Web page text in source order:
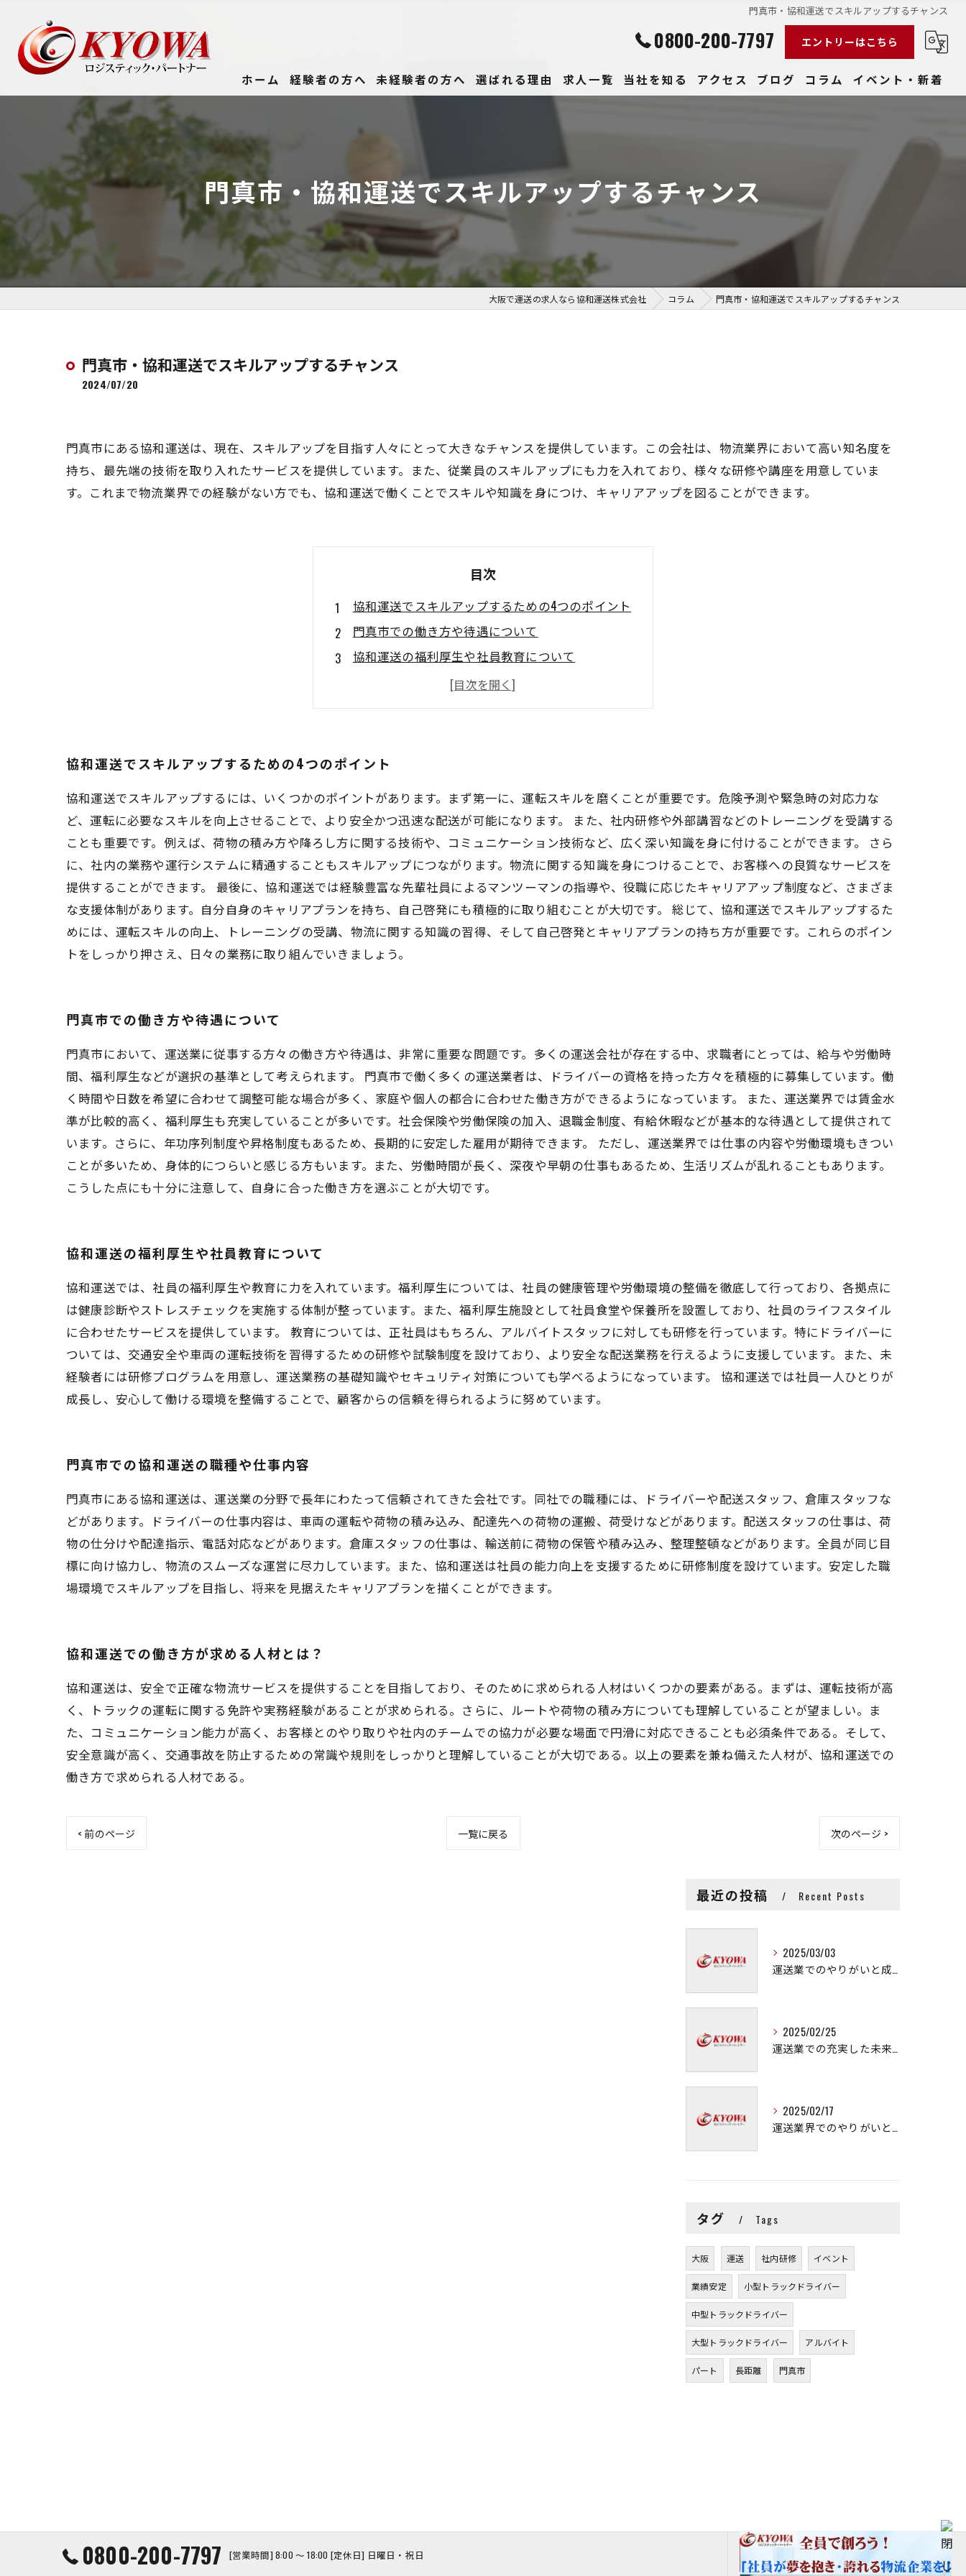
門真市・協和運送でスキルアップするチャンス
0800-200-7797 エントリーはこちら
ホーム 経験者の方へ 未経験者の方へ 選ばれる理由 求人一覧 当社を知る
高収入
アクセス ブログ コラム イベント・新着
門真市・協和運送でスキルアップするチャンス
大阪で運送の求人なら協和運送株式会社 コラム 門真市・協和運送でスキルアップするチャンス
門真市・協和運送でスキルアップするチャンス
2024/07/20
門真市にある協和運送は、現在、スキルアップを目指す人々にとって大きなチャンスを提供しています。この会社は、物流業界において高い知名度を
持ち、最先端の技術を取り入れたサービスを提供しています。また、従業員のスキルアップにも力を入れており、様々な研修や講座を用意していま
す。これまで物流業界での経験がない方でも、協和運送で働くことでスキルや知識を身につけ、キャリアアップを図ることができます。
目次
協和運送でスキルアップするための4つのポイント
門真市での働き方や待遇について
協和運送の福利厚生や社員教育について
門真市での協和運送の職種や仕事内容
協和運送でスキルアップするための4つのポイント
協和運送でスキルアップするには、いくつかのポイントがあります。まず第一に、運転スキルを磨くことが重要です。危険予測や緊急時の対応力な
ど、運転に必要なスキルを向上させることで、より安全かつ迅速な配送が可能になります。 また、社内研修や外部講習などのトレーニングを受講する
ことも重要です。例えば、荷物の積み方や降ろし方に関する技術や、コミュニケーション技術など、広く深い知識を身に付けることができます。 さら
に、社内の業務や運行システムに精通することもスキルアップにつながります。物流に関する知識を身につけることで、お客様への良質なサービスを
提供することができます。 最後に、協和運送では経験豊富な先輩社員によるマンツーマンの指導や、役職に応じたキャリアアップ制度など、さまざま
な支援体制があります。自分自身のキャリアプランを持ち、自己啓発にも積極的に取り組むことが大切です。 総じて、協和運送でスキルアップするた
めには、運転スキルの向上、トレーニングの受講、物流に関する知識の習得、そして自己啓発とキャリアプランの持ち方が重要です。これらのポイン
トをしっかり押さえ、日々の業務に取り組んでいきましょう。
門真市での働き方や待遇について
門真市において、運送業に従事する方々の働き方や待遇は、非常に重要な問題です。多くの運送会社が存在する中、求職者にとっては、給与や労働時
間、福利厚生などが選択の基準として考えられます。 門真市で働く多くの運送業者は、ドライバーの資格を持った方々を積極的に募集しています。働
く時間や日数を希望に合わせて調整可能な場合が多く、家庭や個人の都合に合わせた働き方ができるようになっています。 また、運送業界では賃金水
準が比較的高く、福利厚生も充実していることが多いです。社会保険や労働保険の加入、退職金制度、有給休暇などが基本的な待遇として提供されて
います。さらに、年功序列制度や昇格制度もあるため、長期的に安定した雇用が期待できます。 ただし、運送業界では仕事の内容や労働環境もきつい
ことが多いため、身体的につらいと感じる方もいます。また、労働時間が長く、深夜や早朝の仕事もあるため、生活リズムが乱れることもあります。
こうした点にも十分に注意して、自身に合った働き方を選ぶことが大切です。
協和運送の福利厚生や社員教育について
協和運送では、社員の福利厚生や教育に力を入れています。福利厚生については、社員の健康管理や労働環境の整備を徹底して行っており、各拠点に
は健康診断やストレスチェックを実施する体制が整っています。また、福利厚生施設として社員食堂や保養所を設置しており、社員のライフスタイル
に合わせたサービスを提供しています。 教育については、正社員はもちろん、アルバイトスタッフに対しても研修を行っています。特にドライバーに
ついては、交通安全や車両の運転技術を習得するための研修や試験制度を設けており、より安全な配送業務を行えるように支援しています。また、未
経験者には研修プログラムを用意し、運送業務の基礎知識やセキュリティ対策についても学べるようになっています。 協和運送では社員一人ひとりが
成長し、安心して働ける環境を整備することで、顧客からの信頼を得られるように努めています。
門真市での協和運送の職種や仕事内容
門真市にある協和運送は、運送業の分野で長年にわたって信頼されてきた会社です。同社での職種には、ドライバーや配送スタッフ、倉庫スタッフな
どがあります。ドライバーの仕事内容は、車両の運転や荷物の積み込み、配達先への荷物の運搬、荷受けなどがあります。配送スタッフの仕事は、荷
物の仕分けや配達指示、電話対応などがあります。倉庫スタッフの仕事は、輸送前に荷物の保管や積み込み、整理整頓などがあります。全員が同じ目
標に向け協力し、物流のスムーズな運営に尽力しています。また、協和運送は社員の能力向上を支援するために研修制度を設けています。安定した職
場環境でスキルアップを目指し、将来を見据えたキャリアプランを描くことができます。
協和運送での働き方が求める人材とは？
協和運送は、安全で正確な物流サービスを提供することを目指しており、そのために求められる人材はいくつかの要素がある。まずは、運転技術が高
く、トラックの運転に関する免許や実務経験があることが求められる。さらに、ルートや荷物の積み方についても理解していることが望ましい。ま
た、コミュニケーション能力が高く、お客様とのやり取りや社内のチームでの協力が必要な場面で円滑に対応できることも必須条件である。そして、
安全意識が高く、交通事故を防止するための常識や規則をしっかりと理解していることが大切である。以上の要素を兼ね備えた人材が、協和運送での
働き方で求められる人材である。
< 前のページ 一覧に戻る 次のページ >
最近の投稿 Recent Posts
2025/03/03
運送業でのやりがいと成長の秘訣
2025/02/25
運送業での充実した未来を拓く方法
2025/02/17
運送業界でのやりがいと可能性
タグ Tags
大阪 運送 社内研修 イベント
業績安定 小型トラックドライバー
中型トラックドライバー
大型トラックドライバー アルバイト
パート 長距離 門真市
0800-200-7797 [営業時間] 8:00 ～ 18:00 [定休日] 日曜日・祝日 エントリーはこちら